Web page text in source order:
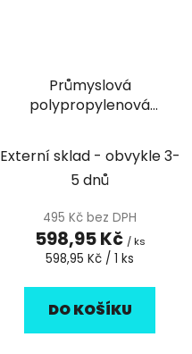
Průmyslová
polypropylenová
Externí sklad - obvykle 3-
5 dnů
495 Kč bez DPH
598,95 Kč / ks
Měrná
598,95 Kč / 1 ks
DO KOŠÍKU